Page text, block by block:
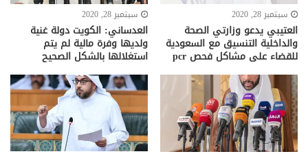
سبتمبر 28, 2020
العتيبي يدعو وزارتي الصحة
والداخلية التنسيق مع السعودية
للقضاء على مشاكل فحص pcr
سبتمبر 28, 2020
العدساني: الكويت دولة غنية
ولديها وفرة مالية لم يتم
استغلالها بالشكل الصحيح